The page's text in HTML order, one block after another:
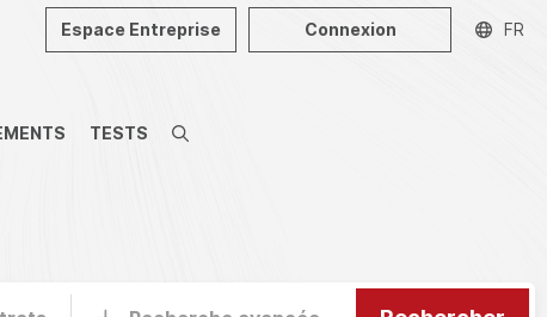
TESTS Recherche
Espace Entreprise Connexion FR